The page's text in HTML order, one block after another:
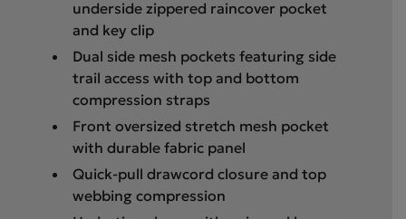
underside zippered raincover pocket
and key clip
Dual side mesh pockets featuring side
trail access with top and bottom
compression straps
Front oversized stretch mesh pocket
with durable fabric panel
Quick-pull drawcord closure and top
webbing compression